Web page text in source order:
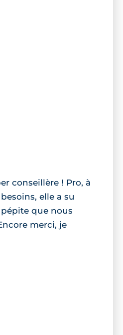
conseillère ! Pro, à
elle a su
que nous
merci, je